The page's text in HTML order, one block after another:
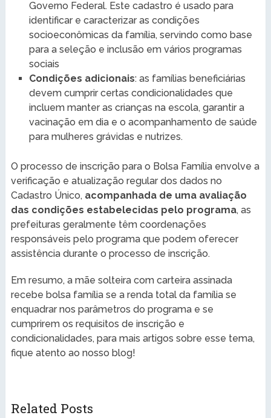
Governo Federal. Este cadastro é usado para
identificar e caracterizar as condições
socioeconômicas da família, servindo como base
para a seleção e inclusão em vários programas
sociais
Condições adicionais: as famílias beneficiárias
devem cumprir certas condicionalidades que
incluem manter as crianças na escola, garantir a
vacinação em dia e o acompanhamento de saúde
para mulheres grávidas e nutrizes.
O processo de inscrição para o Bolsa Família envolve a
verificação e atualização regular dos dados no
Cadastro Único, acompanhada de uma avaliação
das condições estabelecidas pelo programa, as
prefeituras geralmente têm coordenações
responsáveis pelo programa que podem oferecer
assistência durante o processo de inscrição.
Em resumo, a mãe solteira com carteira assinada
recebe bolsa família se a renda total da família se
enquadrar nos parâmetros do programa e se
cumprirem os requisitos de inscrição e
condicionalidades, para mais artigos sobre esse tema,
fique atento ao nosso blog!
Related Posts